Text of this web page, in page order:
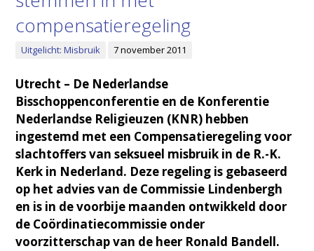
compensatieregeling
Uitgelicht: Misbruik 7 november 2011
Utrecht – De Nederlandse
Bisschoppenconferentie en de Konferentie
Nederlandse Religieuzen (KNR) hebben
ingestemd met een Compensatieregeling voor
slachtoffers van seksueel misbruik in de R.-K.
Kerk in Nederland. Deze regeling is gebaseerd
op het advies van de Commissie Lindenbergh
en is in de voorbije maanden ontwikkeld door
de Coördinatiecommissie onder
voorzitterschap van de heer Ronald Bandell.